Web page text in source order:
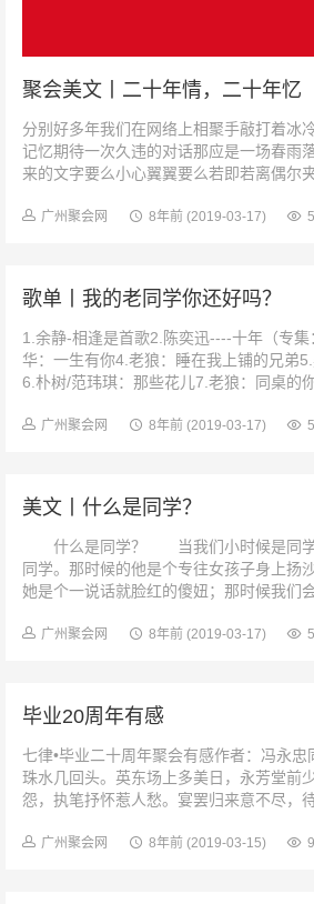
聚会美文丨二十年情，二十年忆
分别好多年我们在网络上相聚手敲打着冰
记忆期待一次久违的对话那应是一场春雨
来的文字要么小心翼翼要么若即若离偶尔
广州聚会网 8年前 (2019-03-17)
歌单丨我的老同学你还好吗？
1.余静-相逢是首歌2.陈奕迅----十年（专
华：一生有你4.老狼：睡在我上铺的兄弟
6.朴树/范玮琪：那些花儿7.老狼：同桌的
广州聚会网 8年前 (2019-03-17)
美文丨什么是同学？
什么是同学？ 当我们小时候是同学
同学。那时候的他是个专往女孩子身上扬
她是个一说话就脸红的傻妞；那时候我们
广州聚会网 8年前 (2019-03-17)
毕业20周年有感
七律•毕业二十周年聚会有感作者：冯永忠
珠水几回头。英东场上多美日，永芳堂前
怨，执笔抒怀惹人愁。宴罢归来意不尽，
广州聚会网 8年前 (2019-03-15)